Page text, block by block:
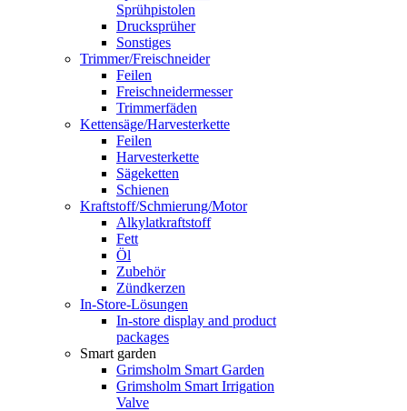
Sprühpistolen
Drucksprüher
Sonstiges
Trimmer/Freischneider
Feilen
Freischneidermesser
Trimmerfäden
Kettensäge/Harvesterkette
Feilen
Harvesterkette
Sägeketten
Schienen
Kraftstoff/Schmierung/Motor
Alkylatkraftstoff
Fett
Öl
Zubehör
Zündkerzen
In-Store-Lösungen
In-store display and product
packages
Smart garden
Grimsholm Smart Garden
Grimsholm Smart Irrigation
Valve